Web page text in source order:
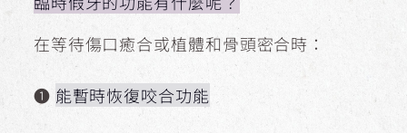
在等待傷口癒合或植體和骨頭密合時：
➊ 能暫時恢復咬合功能